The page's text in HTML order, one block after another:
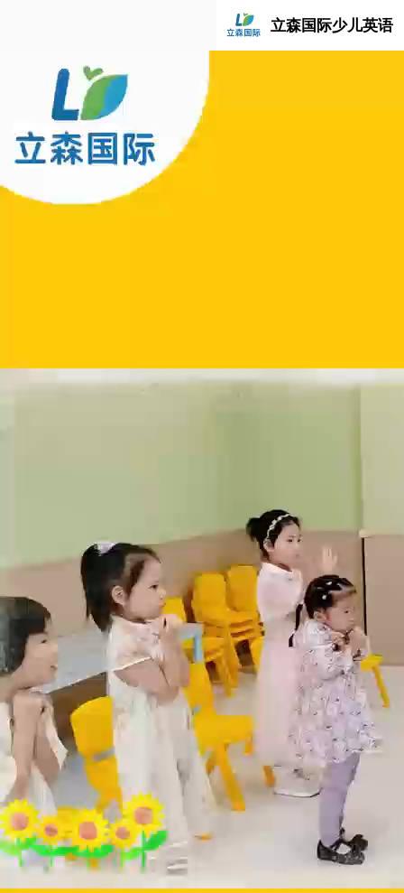
立森国际少儿英语